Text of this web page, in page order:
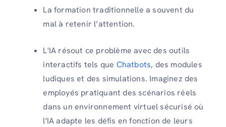
La formation traditionnelle a souvent du
mal à retenir l’attention.
L'IA résout ce problème avec des outils
interactifs tels que Chatbots, des modules
ludiques et des simulations. Imaginez des
employés pratiquant des scénarios réels
dans un environnement virtuel sécurisé où
l'IA adapte les défis en fonction de leurs